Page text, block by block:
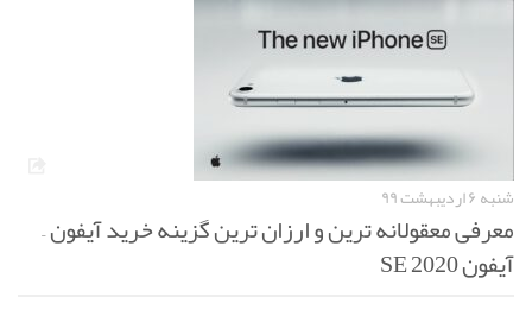
شنبه ۶ اردیبهشت ۹۹
معرفی معقولانه ترین و ارزان ترین گزینه خرید آیفون –
آیفون SE 2020